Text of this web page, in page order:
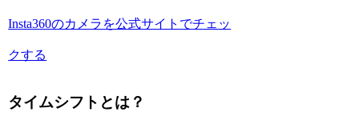
Insta360のカメラを公式サイトでチェッ
クする
タイムシフトとは？